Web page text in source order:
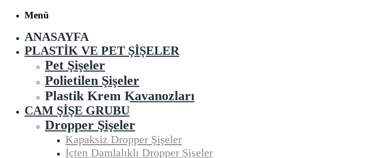
Menü
ANASAYFA
PLASTIK VE PET ŞIŞELER
Pet Şişeler
Polietilen Şişeler
Plastik Krem Kavanozları
CAM ŞIŞE GRUBU
Dropper Şişeler
Kapaksiz Dropper Şişeler
İçten Damlalıklı Dropper Şişeler